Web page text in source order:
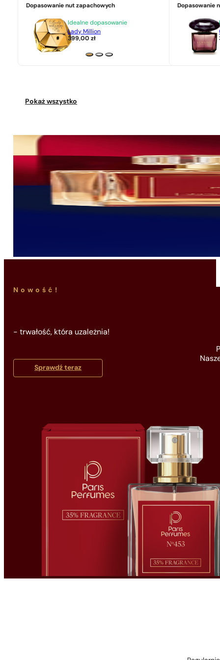
Dopasowanie nut zapachowych
Idealne dopasowanie
Lady Million
399,00zł
Dopasowanie
Pokaż wszystko
Nowość!
- trwałość, która uzależnia!
Sprawdź teraz